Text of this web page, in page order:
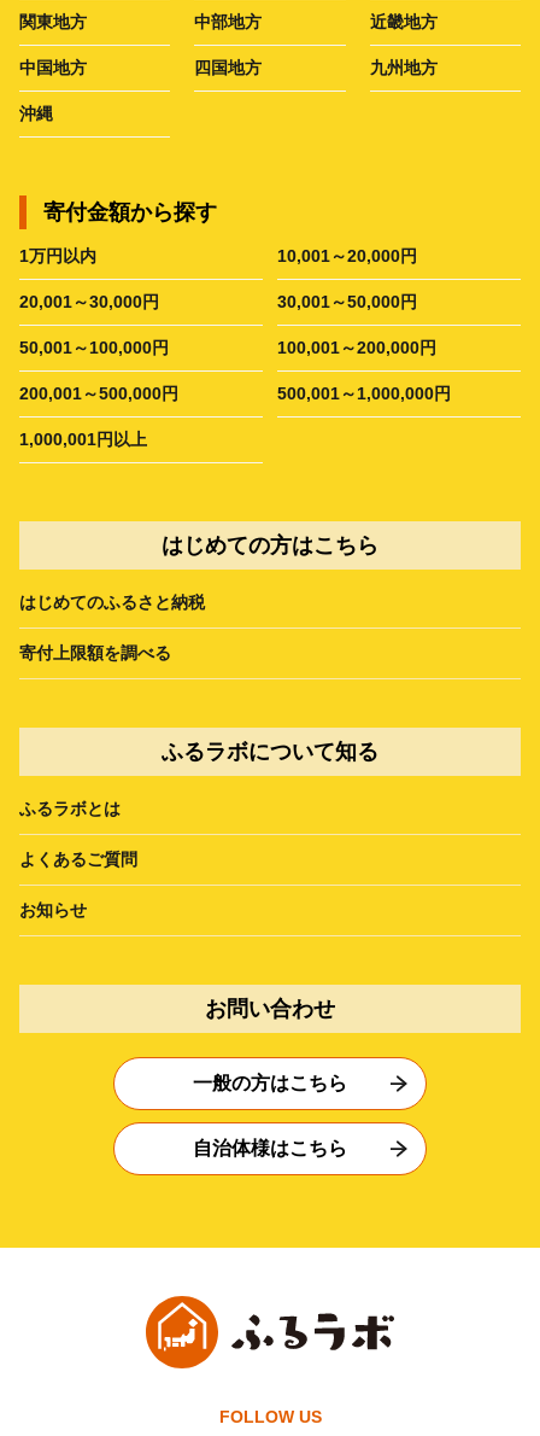
関東地方 中部地方 近畿地方
中国地方 四国地方 九州地方
沖縄
寄付金額から探す
1万円以内 10,001～20,000円
20,001～30,000円 30,001～50,000円
50,001～100,000円 100,001～200,000円
200,001～500,000円 500,001～1,000,000円
1,000,001円以上
はじめての方はこちら
はじめてのふるさと納税
寄付上限額を調べる
ふるラボについて知る
ふるラボとは
よくあるご質問
お知らせ
お問い合わせ
一般の方はこちら
自治体様はこちら
FOLLOW US